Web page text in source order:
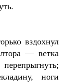
вздохнул
— ветка
ноги